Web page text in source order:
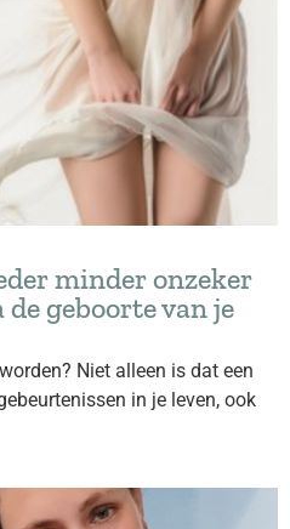
minder onzeker
geboorte van je
Niet alleen is dat een
in je leven, ook